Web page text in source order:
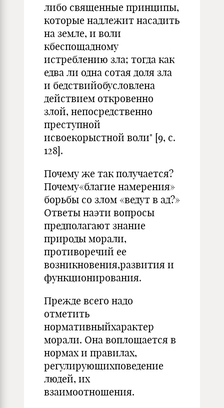
либо священные принципы,
которые надлежит насадить
на земле, и воли
кбеспощадному
истреблению зла; тогда как
едва ли одна сотая доля зла
и бедствийобусловлена
действием откровенно
злой, непосредственно
преступной
исвоекорыстной воли" [9, с.
128].
Почему же так получается?
Почему«благие намерения»
борьбы со злом «ведут в ад?»
Ответы наэти вопросы
предполагают знание
природы морали,
противоречий ее
возникновения,развития и
функционирования.
Прежде всего надо
отметить
нормативныйхарактер
морали. Она воплощается в
нормах и правилах,
регулирующихповедение
людей, их
взаимоотношения.